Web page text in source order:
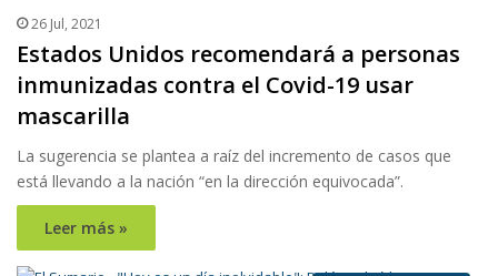
26 Jul, 2021
Estados Unidos recomendará a personas
inmunizadas contra el Covid-19 usar
mascarilla
La sugerencia se plantea a raíz del incremento de casos que
está llevando a la nación “en la dirección equivocada”.
Leer más »